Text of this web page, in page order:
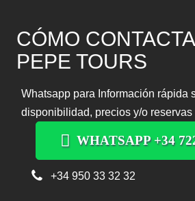
CÓMO
PEPE TOURS
Whatsapp para Información rápida
disponibilidad, precios y/o reservas
WHATSAPP +34
+34 950 33 32 32